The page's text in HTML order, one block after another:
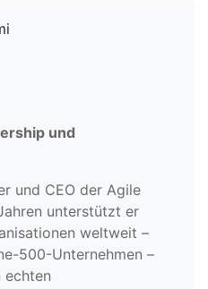
und
und CEO der Agile
unterstützt er
weltweit –
500-Unternehmen –
echten